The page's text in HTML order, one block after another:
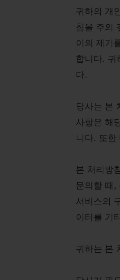
귀하의 개
침을 주의
이의 제기
합니다. 귀
다.
당사는 본
사항은 해
니다. 또한
본 처리방
문의할 때,
서비스의
이터를 기
귀하는 본
익